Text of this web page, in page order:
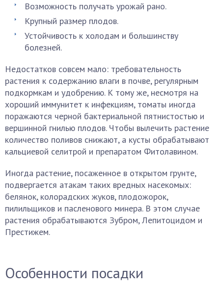
Возможность получать урожай рано.
Крупный размер плодов.
Устойчивость к холодам и большинству
болезней.
Недостатков совсем мало: требовательность
растения к содержанию влаги в почве, регулярным
подкормкам и удобрению. К тому же, несмотря на
хороший иммунитет к инфекциям, томаты иногда
поражаются черной бактериальной пятнистостью и
вершинной гнилью плодов. Чтобы вылечить растение
количество поливов снижают, а кусты обрабатывают
кальциевой селитрой и препаратом Фитолавином.
Иногда растение, посаженное в открытом грунте,
подвергается атакам таких вредных насекомых:
белянок, колорадских жуков, плодожорок,
пилильщиков и пасленового минера. В этом случае
растения обрабатываются Зубром, Лепитоцидом и
Престижем.
Особенности посадки